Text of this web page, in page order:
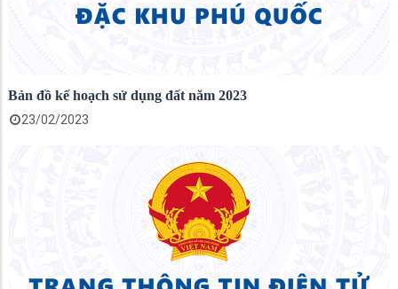
Bản đồ kế hoạch sử dụng đất năm 2023
23/02/2023